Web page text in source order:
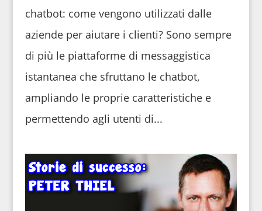
chatbot: come vengono utilizzati dalle
aziende per aiutare i clienti? Sono sempre
di più le piattaforme di messaggistica
istantanea che sfruttano le chatbot,
ampliando le proprie caratteristiche e
permettendo agli utenti di...